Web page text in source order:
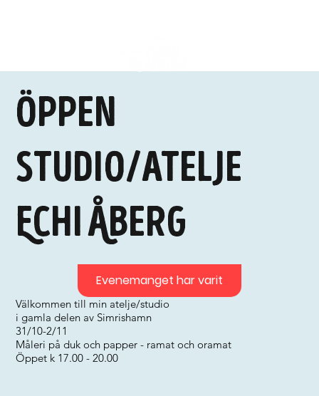
Öppen
studio/atelje
Echi Åberg
Välkommen till min atelje/studio
i gamla delen av Simrishamn
31/10-2/11
Måleri på duk och papper - ramat och oramat
Öppet k 17.00 - 20.00
Evenemanget har varit